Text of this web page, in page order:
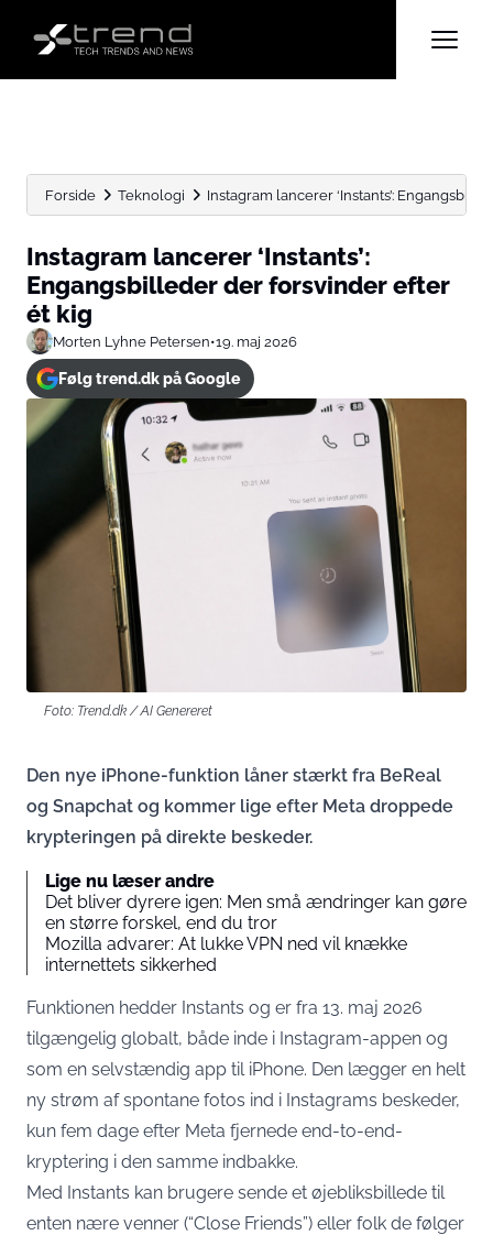
Forside Teknologi Instagram lancerer ‘Instants’:
Instagram lancerer ‘Instants’:
Engangsbilleder der forsvinder efter
ét kig
Morten Lyhne Petersen•19. maj 2026
Følg trend.dk på Google
Foto: Trend.dk / AI Genereret
Den nye iPhone-funktion låner stærkt fra BeReal
og Snapchat og kommer lige efter Meta droppede
krypteringen på direkte beskeder.
Lige nu læser andre
Det bliver dyrere igen: Men små ændringer kan gøre
en større forskel, end du tror
Mozilla advarer: At lukke VPN ned vil knække
internettets sikkerhed
Funktionen hedder Instants og er fra 13. maj 2026
tilgængelig globalt, både inde i Instagram-appen og
som en selvstændig app til iPhone. Den lægger en helt
ny strøm af spontane fotos ind i Instagrams beskeder,
kun fem dage efter Meta fjernede end-to-end-
kryptering i den samme indbakke.
Med Instants kan brugere sende et øjebliksbillede til
enten nære venner (“Close Friends”) eller folk de følger